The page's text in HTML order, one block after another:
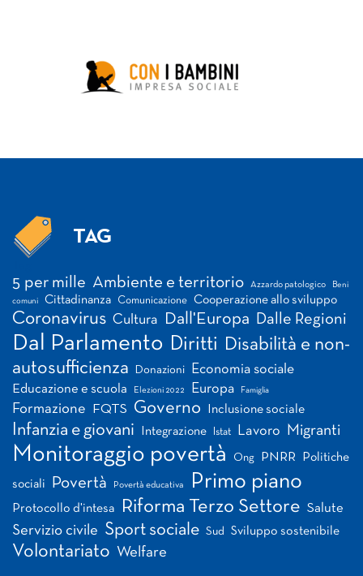
TAG
5 per mille Ambiente e territorio Azzardo patologico Beni
comuni Cittadinanza Comunicazione Cooperazione allo sviluppo
Coronavirus Cultura Dall'Europa Dalle Regioni
Dal Parlamento Diritti Disabilità e non-
autosufficienza
Donazioni Economia sociale
Educazione e scuola Elezioni 2022 Europa Famiglia
Formazione FQTS Governo Inclusione sociale
Infanzia e giovani Integrazione Istat Lavoro Migranti
Monitoraggio povertà Ong PNRR Politiche
sociali Povertà Povertà educativa Primo piano
Protocollo d'intesa Riforma Terzo Settore Salute
Servizio civile Sport sociale Sud Sviluppo sostenibile
Volontariato Welfare